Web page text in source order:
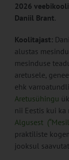
2026
Daniil Brant.
Koolitajast:
alustas
mesinduse
aretusele,
ehk
Aretusühingu
nii Eestis kui ka
Algusest
praktiliste
jooksul